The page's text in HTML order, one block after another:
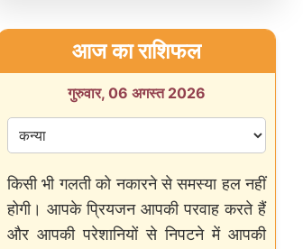
आज का राशिफल
गुरुवार, 06 अगस्त 2026
किसी भी गलती को नकारने से समस्या हल नहीं
होगी। आपके प्रियजन आपकी परवाह करते हैं
और आपकी परेशानियों से निपटने में आपकी